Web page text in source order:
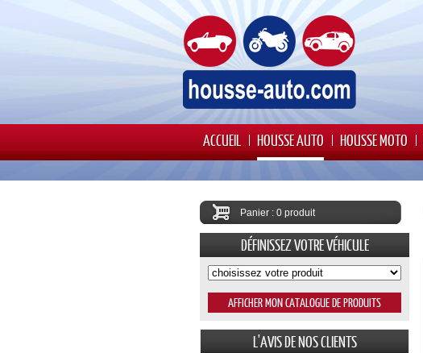
ACCUEIL HOUSSE AUTO HOUSSE MOTO
Panier : 0 produit
DÉFINISSEZ VOTRE VÉHICULE
L'AVIS DE NOS CLIENTS